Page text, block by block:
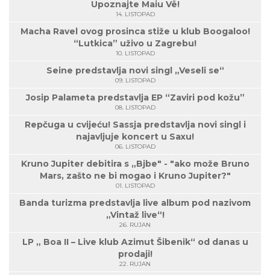
Upoznajte Maiu Vë!
14. LISTOPAD
Macha Ravel ovog prosinca stiže u klub Boogaloo!
“Lutkica” uživo u Zagrebu!
10. LISTOPAD
Seine predstavlja novi singl „Veseli se“
09. LISTOPAD
Josip Palameta predstavlja EP “Zaviri pod kožu”
08. LISTOPAD
Repčuga u cvijeću! Sassja predstavlja novi singl i
najavljuje koncert u Saxu!
06. LISTOPAD
Kruno Jupiter debitira s „Bjbe" - "ako može Bruno
Mars, zašto ne bi mogao i Kruno Jupiter?"
01. LISTOPAD
Banda turizma predstavlja live album pod nazivom
„Vintaž live“!
26. RUJAN
LP „ Boa II – Live klub Azimut Šibenik“ od danas u
prodaji!
22. RUJAN